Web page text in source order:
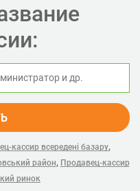
кассир всередені базару,
район, Продавец-кассир
ринок